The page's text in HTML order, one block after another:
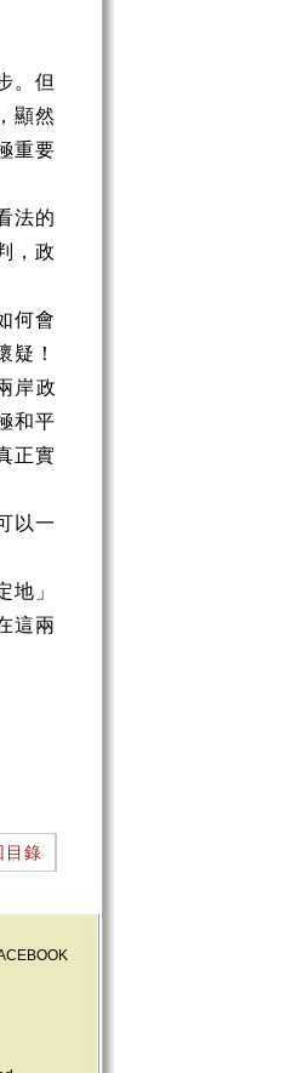
。但
顯然
重要
法的
，政
何會
疑！
岸政
和平
正實
以一
」
這兩
目錄